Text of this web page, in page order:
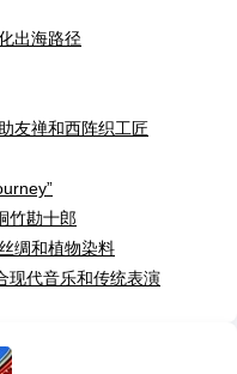
出海路径
友禅和西阵织工匠
竹勘十郎
绸和植物染料
现代音乐和传统表演